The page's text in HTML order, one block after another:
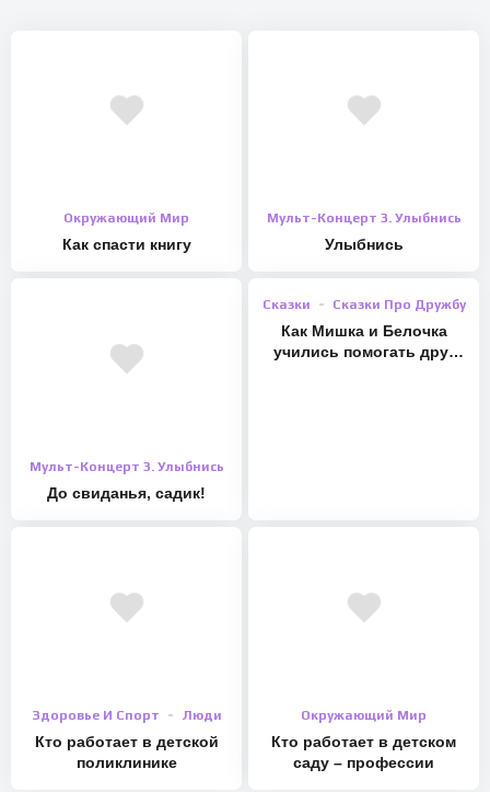
Окружающий Мир
Как спасти книгу
Мульт-Концерт 3. Улыбнись
Улыбнись
Мульт-Концерт 3. Улыбнись
До свиданья, садик!
Сказки Сказки Про Дружбу
Как Мишка и Белочка
учились помогать друг
Здоровье И Спорт Люди
Кто работает в детской
поликлинике
Окружающий Мир
Кто работает в детском
саду – профессии